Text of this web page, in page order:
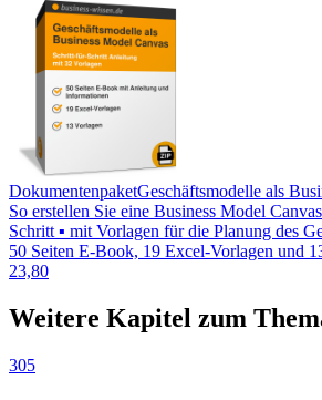
DokumentenpaketGeschäftsmodelle als
So erstellen Sie eine Business Model
Schritt ▪ mit Vorlagen für die Planung des
50 Seiten E-Book, 19 Excel-Vorlagen und
23,80
Weitere Kapitel zum
305